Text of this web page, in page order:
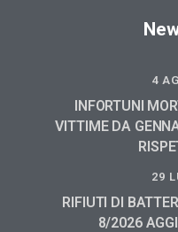
4
INFORTUNI
VITTIME DA
29
RIFIUTI DI
8/2026